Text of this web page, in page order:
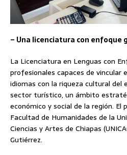
– Una licenciatura con enfoque
La Licenciatura en Lenguas con
profesionales capaces de vincular
idiomas con la riqueza cultural del
sector turístico, un ámbito
económico y social de la región.
Facultad de Humanidades de la
Ciencias y Artes de Chiapas
Gutiérrez.